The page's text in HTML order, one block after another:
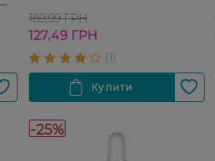
169,99 ГРН
127,49 ГРН
-25%